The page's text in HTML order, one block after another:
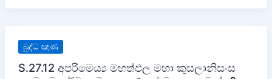
බුද්ධ ඤාණ
S.27.12 අපරිමෙය්‍ය මහත්ඵල මහා කුසලානිසංස